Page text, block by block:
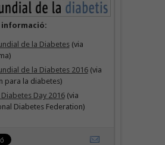
informació:
de la Diabetes(via
de la Diabetes 2016(via
para la diabetes)
Day 2016(via
Diabetes Federation)